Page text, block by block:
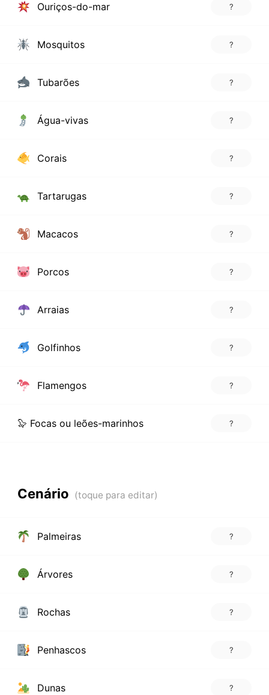
Ouriços-do-mar ?
Mosquitos ?
Tubarões ?
Água-vivas ?
Corais ?
Tartarugas ?
Macacos ?
Porcos ?
Arraias ?
Golfinhos ?
Flamengos ?
🦭 Focas ou leões-marinhos ?
Cenário
Palmeiras ?
Árvores ?
Rochas ?
Penhascos ?
Dunas ?